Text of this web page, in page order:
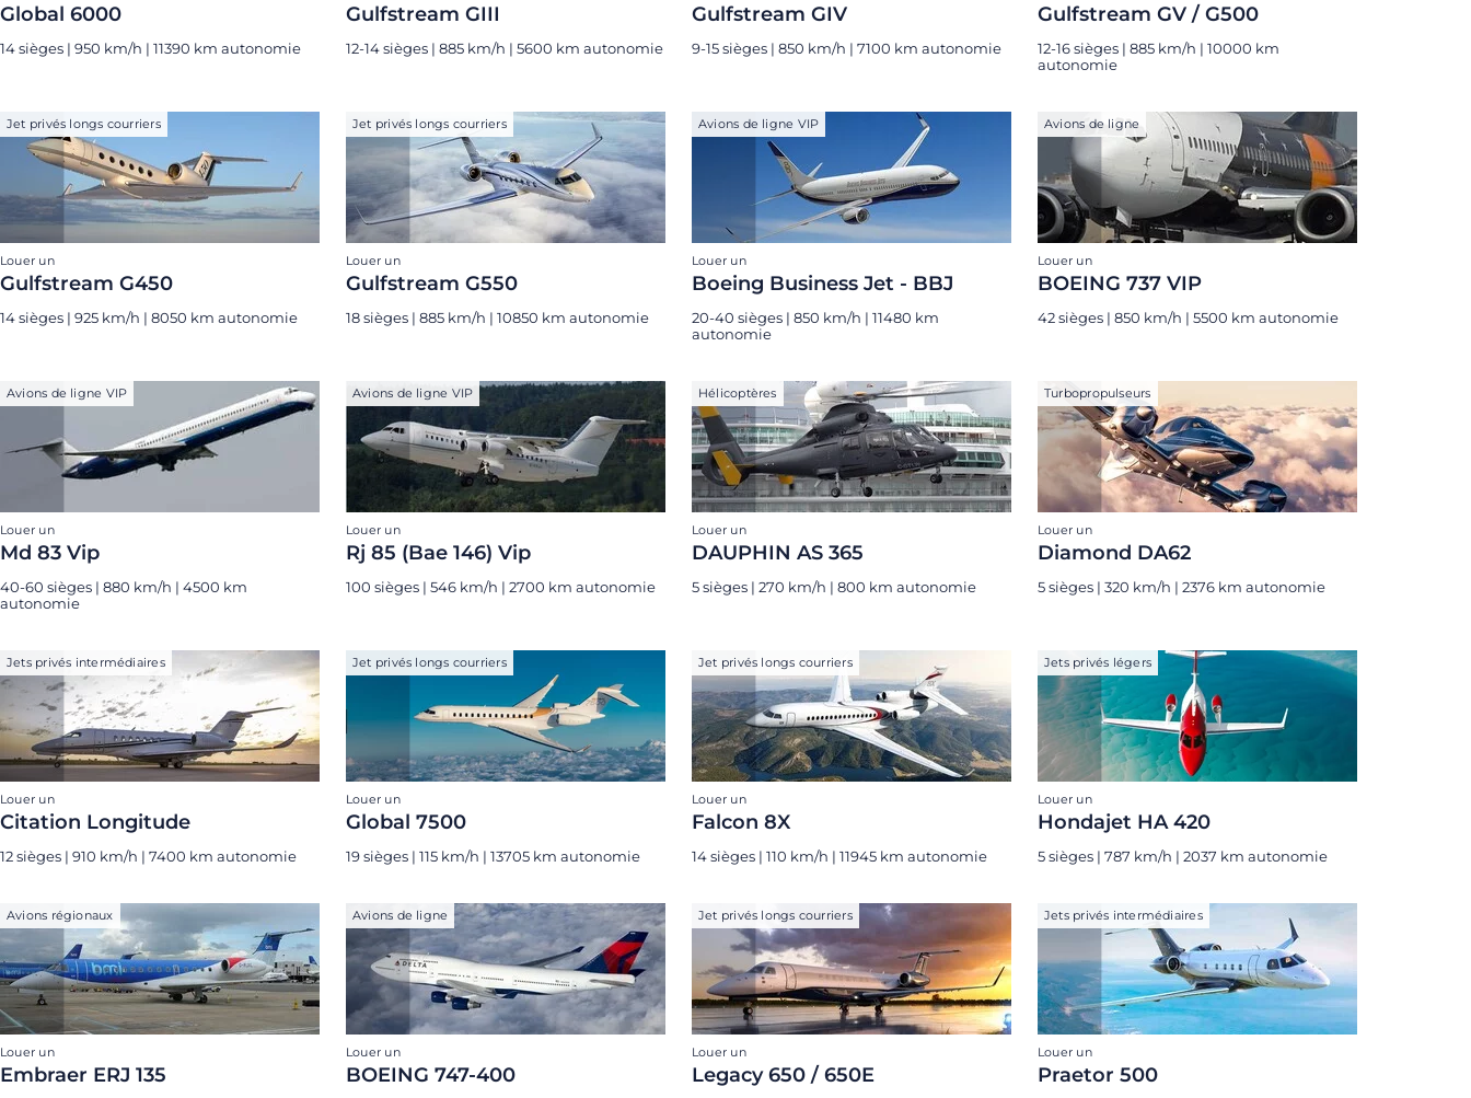
Global 6000
14 sièges | 950 km/h | 11390 km autonomie
Gulfstream GIII
12-14 sièges | 885 km/h | 5600 km autonomie
Gulfstream GIV
9-15 sièges | 850 km/h | 7100 km autonomie
Gulfstream GV / G500
12-16 sièges | 885 km/h | 10000 km
autonomie
Jet privés longs courriers
Louer un
Gulfstream G450
14 sièges | 925 km/h | 8050 km autonomie
Jet privés longs courriers
Louer un
Gulfstream G550
18 sièges | 885 km/h | 10850 km autonomie
Avions de ligne VIP
Louer un
Boeing Business Jet - BBJ
20-40 sièges | 850 km/h | 11480 km
autonomie
Avions de ligne
Louer un
BOEING 737 VIP
42 sièges | 850 km/h | 5500 km autonomie
Avions de ligne VIP
Louer un
Md 83 Vip
40-60 sièges | 880 km/h | 4500 km
autonomie
Avions de ligne VIP
Louer un
Rj 85 (Bae 146) Vip
100 sièges | 546 km/h | 2700 km autonomie
Hélicoptères
Louer un
DAUPHIN AS 365
5 sièges | 270 km/h | 800 km autonomie
Turbopropulseurs
Louer un
Diamond DA62
5 sièges | 320 km/h | 2376 km autonomie
Jets privés intermédiaires
Louer un
Citation Longitude
12 sièges | 910 km/h | 7400 km autonomie
Jet privés longs courriers
Louer un
Global 7500
19 sièges | 115 km/h | 13705 km autonomie
Jet privés longs courriers
Louer un
Falcon 8X
14 sièges | 110 km/h | 11945 km autonomie
Jets privés légers
Louer un
Hondajet HA 420
5 sièges | 787 km/h | 2037 km autonomie
Avions régionaux
Louer un
Embraer ERJ 135
Avions de ligne
Louer un
BOEING 747-400
Jet privés longs courriers
Louer un
Legacy 650 / 650E
Jets privés intermédiaires
Louer un
Praetor 500